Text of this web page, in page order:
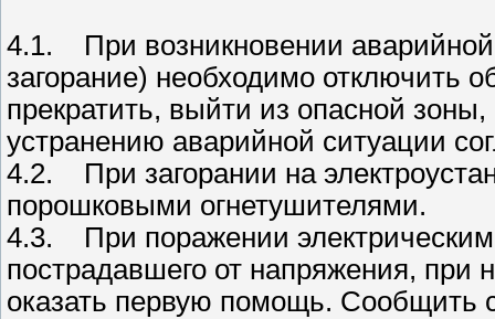
4.1. При возникновении аварийной
загорание) необходимо отключить
прекратить, выйти из опасной
устранению аварийной ситуации
4.2. При загорании на
порошковыми огнетушителями.
4.3. При поражении
пострадавшего от напряжения,
оказать первую помощь. Сообщить